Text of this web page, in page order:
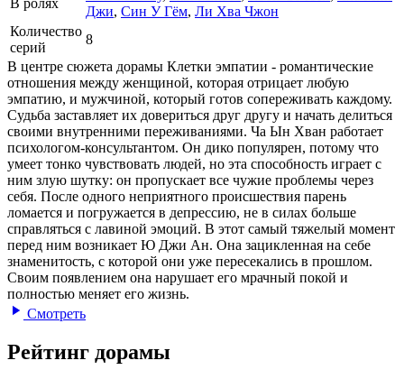
Джи, Син У Гём, Ли Хва Чжон
Количество
серий
8
В центре сюжета дорамы Клетки эмпатии - романтические
отношения между женщиной, которая отрицает любую
эмпатию, и мужчиной, который готов сопереживать каждому.
Судьба заставляет их довериться друг другу и начать делиться
своими внутренними переживаниями. Ча Ын Хван работает
психологом-консультантом. Он дико популярен, потому что
умеет тонко чувствовать людей, но эта способность играет с
ним злую шутку: он пропускает все чужие проблемы через
себя. После одного неприятного происшествия парень
ломается и погружается в депрессию, не в силах больше
справляться с лавиной эмоций. В этот самый тяжелый момент
перед ним возникает Ю Джи Ан. Она зацикленная на себе
знаменитость, с которой они уже пересекались в прошлом.
Своим появлением она нарушает его мрачный покой и
полностью меняет его жизнь.
Смотреть
Рейтинг дорамы